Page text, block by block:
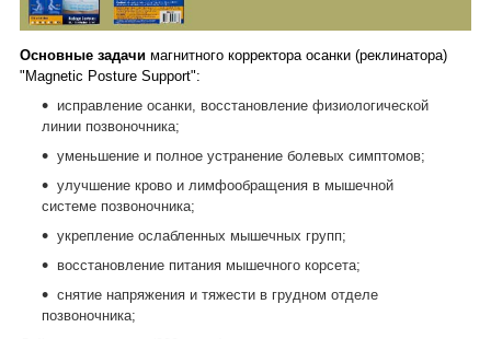
Основные задачи магнитного корректора осанки (реклинатора)
"Magnetic Posture Support":
исправление осанки, восстановление физиологической
линии позвоночника;
уменьшение и полное устранение болевых симптомов;
улучшение крово и лимфообращения в мышечной
системе позвоночника;
укрепление ослабленных мышечных групп;
восстановление питания мышечного корсета;
снятие напряжения и тяжести в грудном отделе
позвоночника;